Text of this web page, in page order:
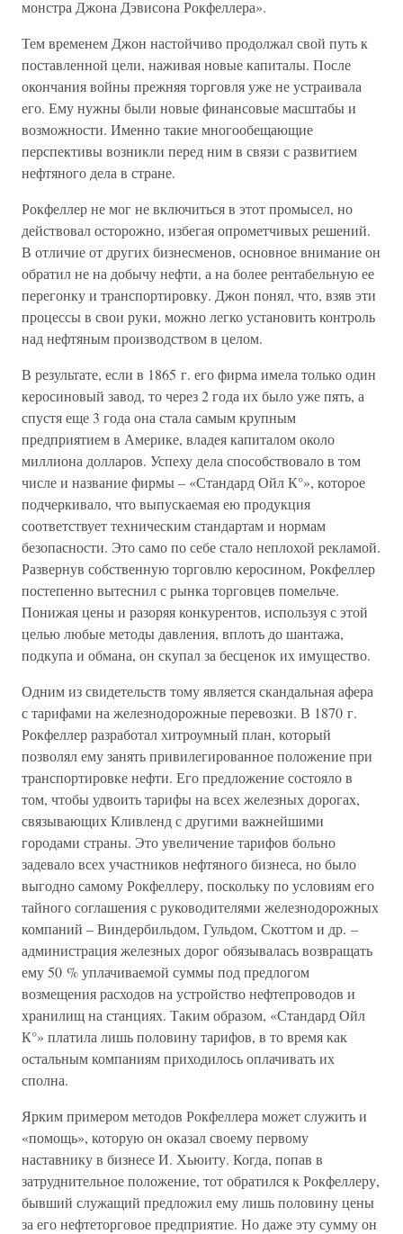
монстра Джона Дэвисона Рокфеллера».
Тем временем Джон настойчиво продолжал свой путь к
поставленной цели, наживая новые капиталы. После
окончания войны прежняя торговля уже не устраивала
его. Ему нужны были новые финансовые масштабы и
возможности. Именно такие многообещающие
перспективы возникли перед ним в связи с развитием
нефтяного дела в стране.
Рокфеллер не мог не включиться в этот промысел, но
действовал осторожно, избегая опрометчивых решений.
В отличие от других бизнесменов, основное внимание он
обратил не на добычу нефти, а на более рентабельную ее
перегонку и транспортировку. Джон понял, что, взяв эти
процессы в свои руки, можно легко установить контроль
над нефтяным производством в целом.
В результате, если в 1865 г. его фирма имела только один
керосиновый завод, то через 2 года их было уже пять, а
спустя еще 3 года она стала самым крупным
предприятием в Америке, владея капиталом около
миллиона долларов. Успеху дела способствовало в том
числе и название фирмы – «Стандард Ойл К°», которое
подчеркивало, что выпускаемая ею продукция
соответствует техническим стандартам и нормам
безопасности. Это само по себе стало неплохой рекламой.
Развернув собственную торговлю керосином, Рокфеллер
постепенно вытеснил с рынка торговцев помельче.
Понижая цены и разоряя конкурентов, используя с этой
целью любые методы давления, вплоть до шантажа,
подкупа и обмана, он скупал за бесценок их имущество.
Одним из свидетельств тому является скандальная афера
с тарифами на железнодорожные перевозки. В 1870 г.
Рокфеллер разработал хитроумный план, который
позволял ему занять привилегированное положение при
транспортировке нефти. Его предложение состояло в
том, чтобы удвоить тарифы на всех железных дорогах,
связывающих Кливленд с другими важнейшими
городами страны. Это увеличение тарифов больно
задевало всех участников нефтяного бизнеса, но было
выгодно самому Рокфеллеру, поскольку по условиям его
тайного соглашения с руководителями железнодорожных
компаний – Виндербильдом, Гульдом, Скоттом и др. –
администрация железных дорог обязывалась возвращать
ему 50 % уплачиваемой суммы под предлогом
возмещения расходов на устройство нефтепроводов и
хранилищ на станциях. Таким образом, «Стандард Ойл
К°» платила лишь половину тарифов, в то время как
остальным компаниям приходилось оплачивать их
сполна.
Ярким примером методов Рокфеллера может служить и
«помощь», которую он оказал своему первому
наставнику в бизнесе И. Хьюиту. Когда, попав в
затруднительное положение, тот обратился к Рокфеллеру,
бывший служащий предложил ему лишь половину цены
за его нефтеторговое предприятие. Но даже эту сумму он